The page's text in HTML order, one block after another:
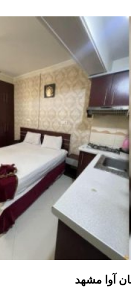
آوا مشهد